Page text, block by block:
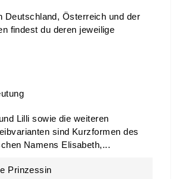
Deutschland, Österreich und der
findest du deren jeweilige
Lilli sowie die weiteren
sind Kurzformen des
Namens Elisabeth,...
Prinzessin